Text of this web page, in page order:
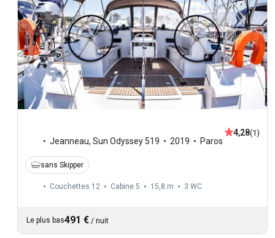
Jeanneau, Sun Odyssey 519 2019 Paros
4,28(1)
sans Skipper
Couchettes 12 Cabine 5 15,8 m 3 WC
Le plus bas491 € / nuit